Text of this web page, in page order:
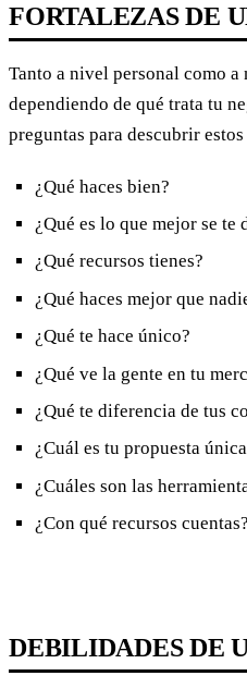
FORTALEZAS DE
Tanto a nivel personal como a
dependiendo de qué trata tu
preguntas para descubrir
¿Qué haces bien?
¿Qué es lo que mejor se te
¿Qué recursos tienes?
¿Qué haces mejor que
¿Qué te hace único?
¿Qué ve la gente en tu
¿Qué te diferencia de tus
¿Cuál es tu propuesta
¿Cuáles son las
¿Con qué recursos cuentas?
DEBILIDADES DE